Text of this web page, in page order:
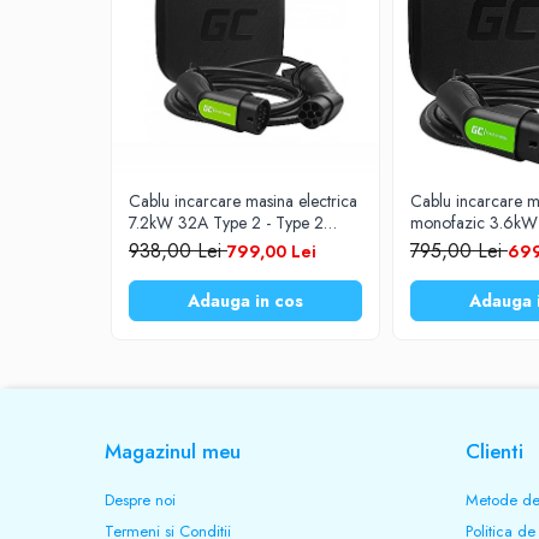
Stabilizatoare tensiune
Baterii Zinc-Aer
Toate Produsele
Protectie la supraincazire - Da
Protectie la supratensiune - Da
Protectie la scurtciurcuit - Da
Lungime - 6.5 metri
Clasa protectie IP66
Display - LCD
Cablu incarcare masina electrica
7.2kW 32A Type 2 - Type 2
lungime 5 metri Green Cell
EV09 + case de depozitare
938,00 Lei799,00 Lei
Adauga in cos
Cablu incarcare
monofazic
Type 2 lungime 5
Cell EV13 + case
795,00 Lei
Adauga
Magazinul meu
Despre noi
Termeni si Conditii
Clienti
Metode
Politica de